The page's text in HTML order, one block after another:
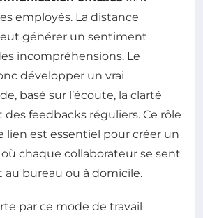
employés. La distance
générer un sentiment
incompréhensions. Le
développer un vrai
basé sur l’écoute, la clarté
feedbacks réguliers. Ce rôle
lien est essentiel pour créer un
chaque collaborateur se sent
au bureau ou à domicile.
par ce mode de travail